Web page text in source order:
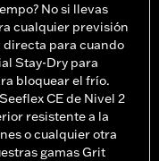
No si llevas
cualquier previsión
para cuando
Stay-Dry para
bloquear el frío.
CE de Nivel 2
resistente a la
o cualquier otra
gamas Grit